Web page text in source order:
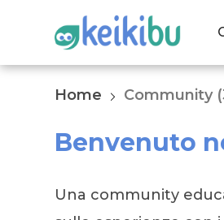
Home Community
Benvenuto
Una community